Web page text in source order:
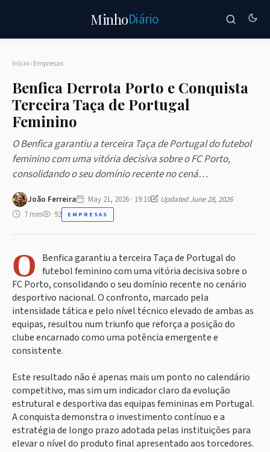
MinhoDiário
Início›Empresas
Benfica Derrota Porto e Conquista
Terceira Taça de Portugal
Feminino
O Benfica garantiu a terceira Taça de Portugal do futebol
feminino com uma vitória decisiva sobre o FC Porto,
consolidando o seu domínio recente no cená…
João Ferreira May 21, 2026 · 19:10
Updated June 28, 2026
7 min
92 EMPRESAS
O Benfica garantiu a terceira Taça de Portugal do
futebol feminino com uma vitória decisiva sobre o
FC Porto, consolidando o seu domínio recente no cenário
desportivo nacional. O confronto, marcado pela
intensidade tática e pelo nível técnico elevado de ambas as
equipas, resultou num triunfo que reforça a posição do
clube encarnado como uma potência emergente e
consistente.
Este resultado não é apenas mais um ponto no calendário
competitivo, mas sim um indicador claro da evolução
estrutural e desportiva das equipas femininas em Portugal.
A conquista demonstra o investimento contínuo e a
estratégia de longo prazo adotada pelas instituições para
elevar o nível do produto final apresentado aos torcedores.